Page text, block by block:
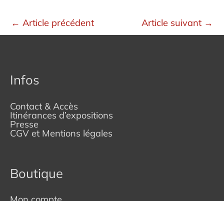
← Article précédent Article suivant →
Infos
Contact & Accès
Itinérances d’expositions
Presse
CGV et Mentions légales
Boutique